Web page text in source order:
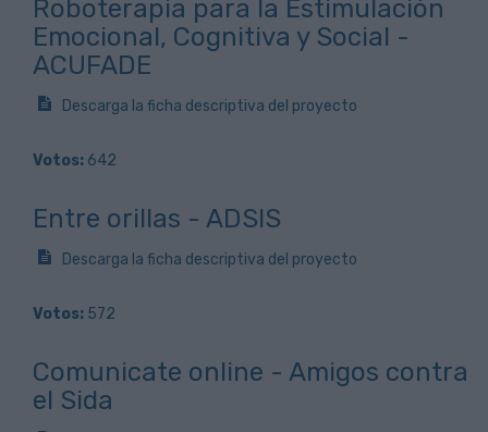
Roboterapia para la Estimulación
Emocional, Cognitiva y Social -
ACUFADE
Descarga la ficha descriptiva del proyecto
Votos: 642
Entre orillas - ADSIS
Descarga la ficha descriptiva del proyecto
Votos: 572
Comunicate online - Amigos contra
el Sida